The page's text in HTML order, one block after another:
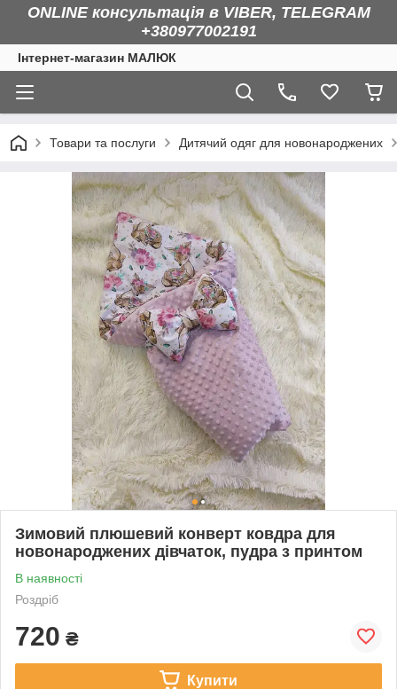
ONLINE консультація в VIBER, TELEGRAM
+380977002191
Інтернет-магазин МАЛЮК
Товари та послуги Дитячий одяг для новонароджених
Зимовий плюшевий конверт ковдра для
новонароджених дівчаток, пудра з принтом
В наявності
Роздріб
720 ₴
Купити